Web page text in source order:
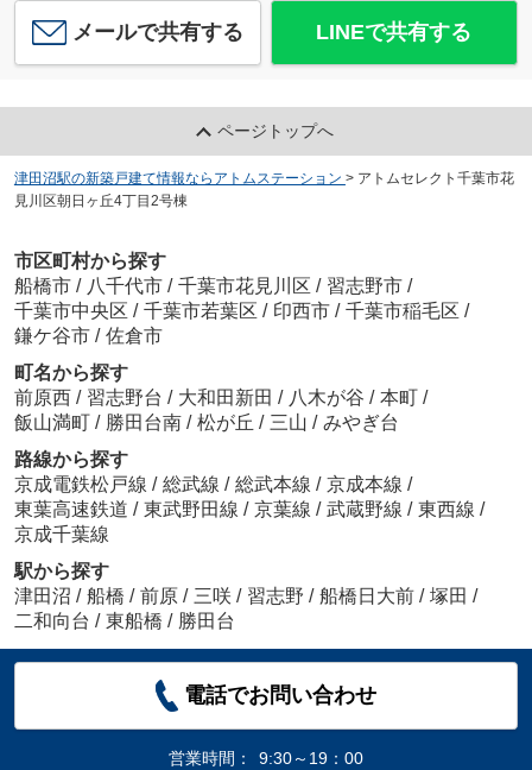
メールで共有する LINEで共有する
ページトップへ
津田沼駅の新築戸建て情報ならアトムステーション > アトムセレクト千葉市花
見川区朝日ヶ丘4丁目2号棟
市区町村から探す
船橋市 / 八千代市 / 千葉市花見川区 / 習志野市 /
千葉市中央区 / 千葉市若葉区 / 印西市 / 千葉市稲毛区 /
鎌ケ谷市 / 佐倉市
町名から探す
前原西 / 習志野台 / 大和田新田 / 八木が谷 / 本町 /
飯山満町 / 勝田台南 / 松が丘 / 三山 / みやぎ台
路線から探す
京成電鉄松戸線 / 総武線 / 総武本線 / 京成本線 /
東葉高速鉄道 / 東武野田線 / 京葉線 / 武蔵野線 / 東西線 /
京成千葉線
駅から探す
津田沼 / 船橋 / 前原 / 三咲 / 習志野 / 船橋日大前 / 塚田 /
二和向台 / 東船橋 / 勝田台
電話でお問い合わせ
営業時間： 9:30～19：00